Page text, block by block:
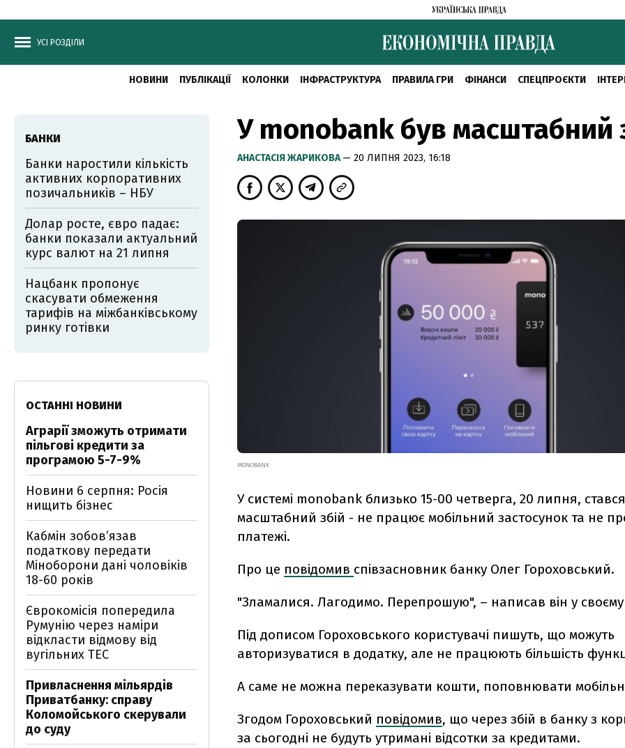
УСІ РОЗДІЛИ
НОВИНИ ПУБЛІКАЦІЇ КОЛОНКИ ІНФРАСТРУКТУРА ПРАВИЛА ГРИ ФІНАНСИ СПЕЦПРОЄКТИ
У monobank був масштабний
АНАСТАСІЯ ЖАРИКОВА— 20 ЛИПНЯ 2023, 16:18
MONOBANK
У системі monobank близько 15-00 четверга, 20 липня, стався
масштабний збій - не працює мобільний застосунок та не
платежі.
Про це повідомив співзасновник банку Олег Гороховський.
"Зламалися. Лагодимо. Перепрошую", – написав він у
Під дописом Гороховського користувачі пишуть, що можуть
авторизуватися в додатку, але не працюють більшість
А саме не можна переказувати кошти, поповнювати
Згодом Гороховський повідомив, що через збій в банку з
за сьогодні не будуть утримані відсотки за кредитами.
БАНКИ
Банки наростили кількість
активних корпоративних
позичальників – НБУ
Долар росте, євро падає:
банки показали актуальний
курс валют на 21 липня
Нацбанк пропонує
скасувати обмеження
тарифів на міжбанківському
ринку готівки
ОСТАННІ НОВИНИ
Аграрії зможуть отримати
пільгові кредити за
програмою 5-7-9%
Новини 6 серпня: Росія
нищить бізнес
Кабмін зобовʼязав
податкову передати
Міноборони дані чоловіків
18-60 років
Єврокомісія попередила
Румунію через наміри
відкласти відмову від
вугільних ТЕС
Привласнення мільярдів
Приватбанку: справу
Коломойського скерували
до суду